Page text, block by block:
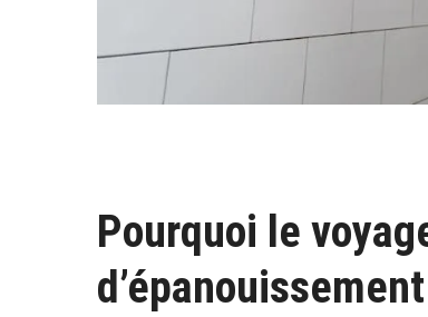
Pourquoi le